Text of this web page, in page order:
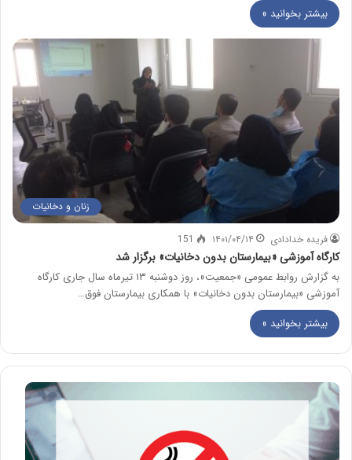
بیشتر بخوانید »
زنان و دخانیات
فریده خدادادی ۱۴۰۱/۰۴/۱۴ 151
کارگاه آموزشی «بیمارستان بدون دخانیات» برگزار شد
به گزارش روابط عمومی «جمعیت»، روز دوشنبه ۱۳ تیرماه سال جاری کارگاه
آموزشی «بیمارستان بدون دخانیات» با همکاری بیمارستان فوق…
بیشتر بخوانید »